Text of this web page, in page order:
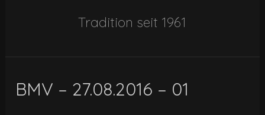
Tradition seit 1961
BMV – 27.08.2016 – 01